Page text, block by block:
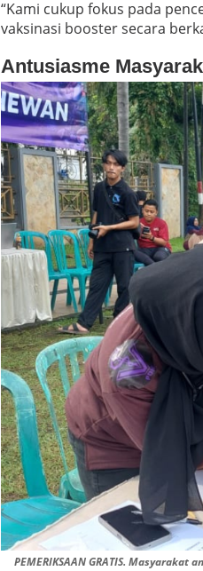
“Kami cukup fokus pada
vaksinasi booster secara
Antusiasme
PEMERIKSAAN GRATIS.